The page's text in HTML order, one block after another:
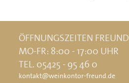
ÖFFNUNGSZEITEN FREUND
MO-FR: 8:00 - 17:00 UHR
TEL. 05425 - 95 46 0
kontakt@weinkontor-freund.de